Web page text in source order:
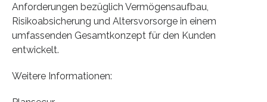
Anforderungen bezüglich Vermögensaufbau,
Risikoabsicherung und Altersvorsorge in einem
umfassenden Gesamtkonzept für den Kunden
entwickelt.
Weitere Informationen: